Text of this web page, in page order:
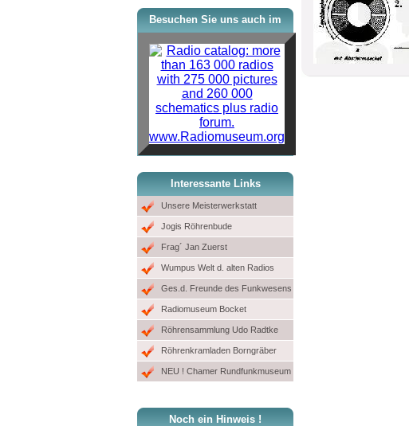
Besuchen Sie uns auch im
www.Radiomuseum.org
Interessante Links
Unsere Meisterwerkstatt
Jogis Röhrenbude
Frag´ Jan Zuerst
Wumpus Welt d. alten Radios
Ges.d. Freunde des Funkwesens
Radiomuseum Bocket
Röhrensammlung Udo Radtke
Röhrenkramladen Borngräber
NEU ! Chamer Rundfunkmuseum
Noch ein Hinweis !